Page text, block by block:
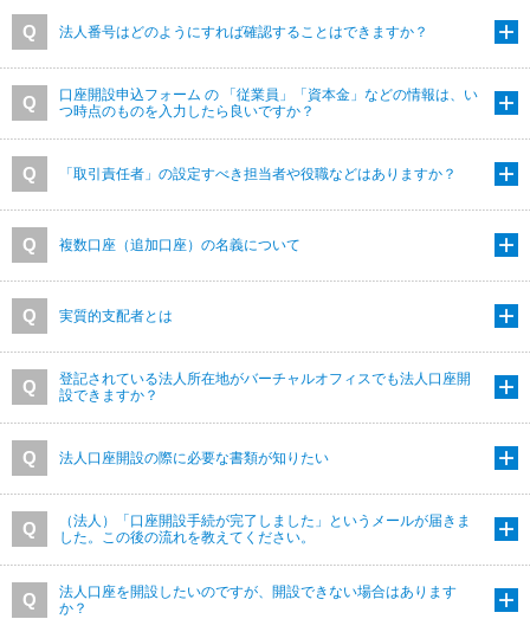
法人番号はどのようにすれば確認することはできますか？
口座開設申込フォーム の 「従業員」「資本金」などの情報は、い
つ時点のものを入力したら良いですか？
「取引責任者」の設定すべき担当者や役職などはありますか？
複数口座（追加口座）の名義について
実質的支配者とは
登記されている法人所在地がバーチャルオフィスでも法人口座開
設できますか？
法人口座開設の際に必要な書類が知りたい
（法人）「口座開設手続が完了しました」というメールが届きま
した。この後の流れを教えてください。
法人口座を開設したいのですが、開設できない場合はあります
か？